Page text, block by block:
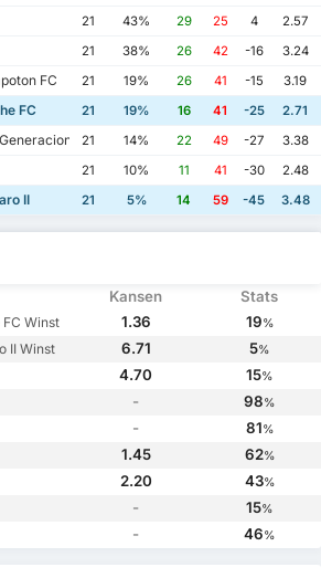
21 43% 29 25 4
2.57
21 38% 26 42 -16
3.24
FC 21 19% 26 41 -15
3.19
FC 21 19% 16 41 -25
2.71
21 14% 22 49 -27
3.38
21 10% 11 41 -30
2.48
II 21 5% 14 59 -45 3.48
Kansen Stats
Winst 1.36 19%
II Winst 6.71 5%
4.70 15%
- 98%
- 81%
1.45 62%
2.20 43%
- 15%
- 46%